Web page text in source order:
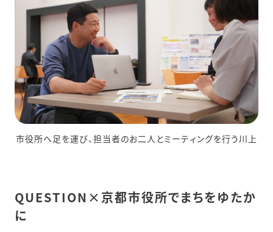
市役所へ足を運び、担当者のお二人とミーティングを行う川上
QUESTION×京都市役所でまちをゆたか
に